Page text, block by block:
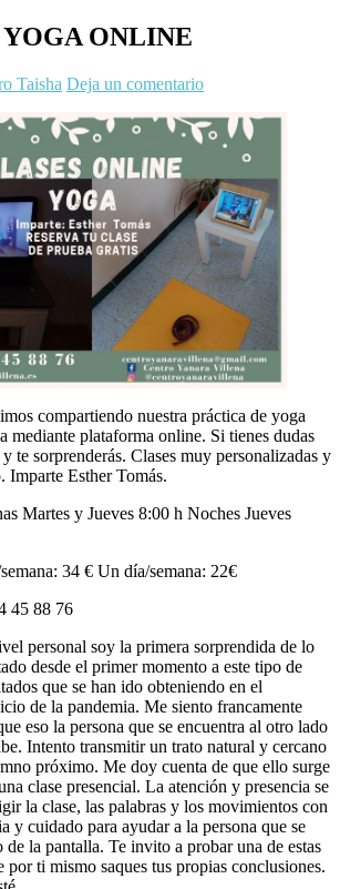
YOGA ONLINE
Taisha Deja un comentario
compartiendo nuestra práctica de yoga
mediante plataforma online. Si tienes dudas
te sorprenderás. Clases muy personalizadas y
Imparte Esther Tomás.
Martes y Jueves 8:00 h Noches Jueves
34 € Un día/semana: 22€
45 88 76
personal soy la primera sorprendida de lo
desde el primer momento a este tipo de
que se han ido obteniendo en el
de la pandemia. Me siento francamente
eso la persona que se encuentra al otro lado
Intento transmitir un trato natural y cercano
próximo. Me doy cuenta de que ello surge
clase presencial. La atención y presencia se
la clase, las palabras y los movimientos con
y cuidado para ayudar a la persona que se
de la pantalla. Te invito a probar una de estas
por ti mismo saques tus propias conclusiones.